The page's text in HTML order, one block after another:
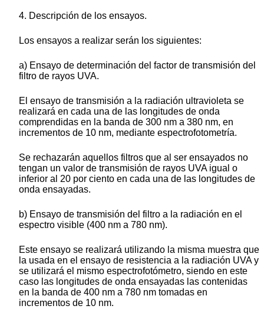
4. Descripción de los ensayos.
Los ensayos a realizar serán los siguientes:
a) Ensayo de determinación del factor de transmisión del
filtro de rayos UVA.
El ensayo de transmisión a la radiación ultravioleta se
realizará en cada una de las longitudes de onda
comprendidas en la banda de 300 nm a 380 nm, en
incrementos de 10 nm, mediante espectrofotometría.
Se rechazarán aquellos filtros que al ser ensayados no
tengan un valor de transmisión de rayos UVA igual o
inferior al 20 por ciento en cada una de las longitudes de
onda ensayadas.
b) Ensayo de transmisión del filtro a la radiación en el
espectro visible (400 nm a 780 nm).
Este ensayo se realizará utilizando la misma muestra que
la usada en el ensayo de resistencia a la radiación UVA y
se utilizará el mismo espectrofotómetro, siendo en este
caso las longitudes de onda ensayadas las contenidas
en la banda de 400 nm a 780 nm tomadas en
incrementos de 10 nm.